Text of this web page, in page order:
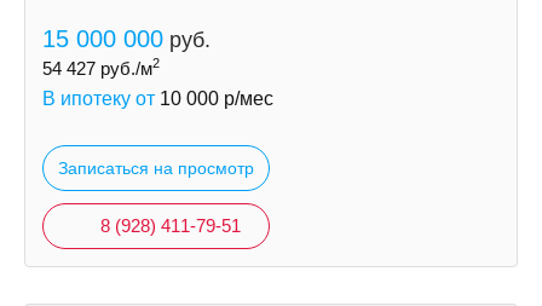
15 000 000 руб.
54 427 руб./м2
В ипотеку от 10 000 р/мес
Записаться на просмотр
8 (928) 411-79-51